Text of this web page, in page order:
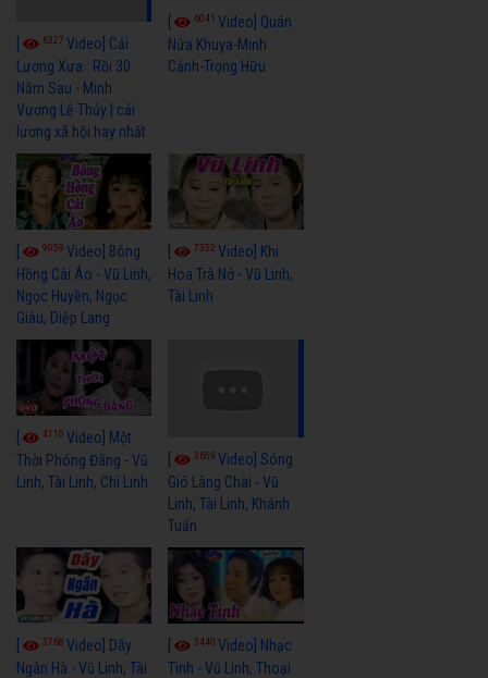
6327 Video] Cải
Lương Xưa : Rồi 30
Năm Sau - Minh
Vương Lệ Thủy | cải
lương xã hội hay nhất
6041Video] Quán
Nửa Khuya-Minh
Cảnh-Trọng Hữu
9059 Video] Bông
Hồng Cài Áo - Vũ Linh,
Ngọc Huyền, Ngọc
Giàu, Diệp Lang
7352Video] Khi
Hoa Trà Nở - Vũ Linh,
Tài Linh
4110 Video] Một
Thời Phóng Đãng - Vũ
Linh, Tài Linh, Chí Linh
3659Video] Sóng
Gió Làng Chài - Vũ
Linh, Tài Linh, Khánh
Tuấn
3768 Video] Dãy
Ngân Hà - Vũ Linh, Tài
3440Video] Nhạc
Tình - Vũ Linh, Thoại